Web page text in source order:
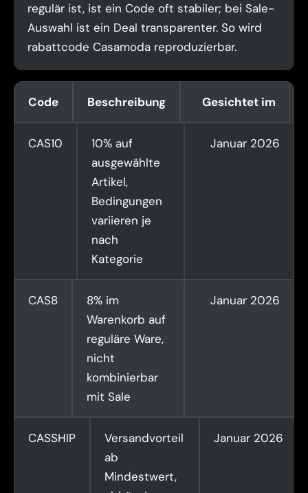
regulär ist, ist ein Code oft stabiler; bei Sale-
Auswahl ist ein Deal transparenter. So wird
rabattcode Casamoda reproduzierbar.
Code Beschreibung Gesichtet im
CAS10
10% auf
ausgewählte
Artikel,
Bedingungen
variieren je
nach
Kategorie
Januar 2026
CAS8
8% im
Warenkorb auf
reguläre Ware,
nicht
kombinierbar
mit Sale
Januar 2026
CASSHIP
Versandvorteil
ab
Mindestwert,
Januar 2026